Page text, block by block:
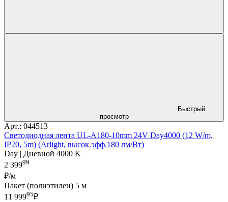
Быстрый
просмотр
Арт.: 044513
Светодиодная лента UL-A180-10mm 24V Day4000 (12 W/m,
IP20, 5m) (Arlight, высок.эфф.180 лм/Вт)
Day | Дневной 4000 K
2 39999
₽/м
Пакет (полиэтилен) 5 м
11 99995₽